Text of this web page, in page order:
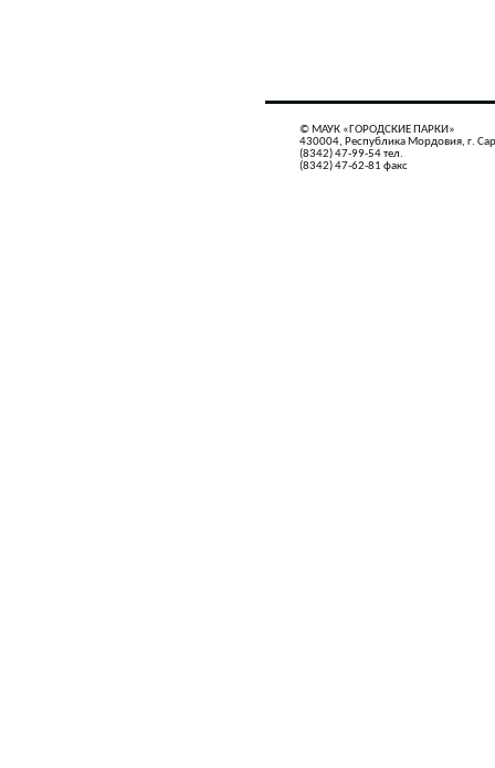
© МАУК «ГОРОДСКИЕ ПАРКИ»
430004, Республика Мордовия, г.
(8342) 47-99-54 тел.
(8342) 47-62-81 факс